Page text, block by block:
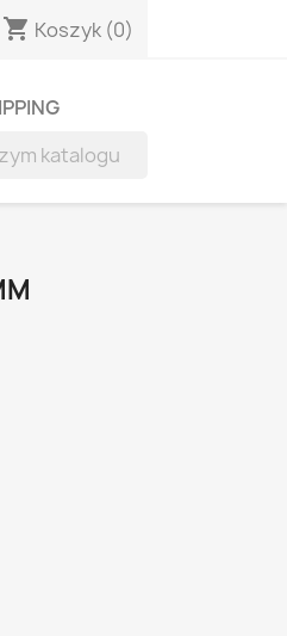
shopping_cart Koszyk (0)